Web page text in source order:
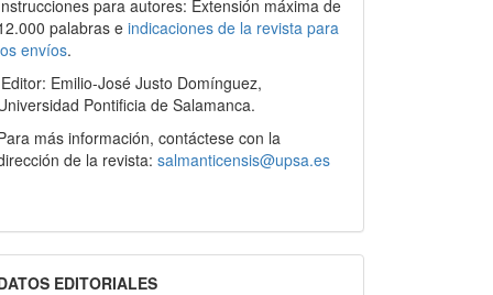
para autores: Extensión máxima de
palabras e indicaciones de la revista para
envíos.
Emilio-José Justo Domínguez,
Pontificia de Salamanca.
más información, contáctese con la
de la revista: salmanticensis@upsa.es
EDITORIALES